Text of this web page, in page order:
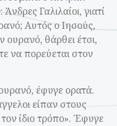
Γαλιλαίοι, γιατί
Αυτός ο Ιησούς,
θάρθει έτσι,
να πορεύεται στον
έφυγε ορατά.
είπαν στους
ίδιο τρόπο». Έφυγε